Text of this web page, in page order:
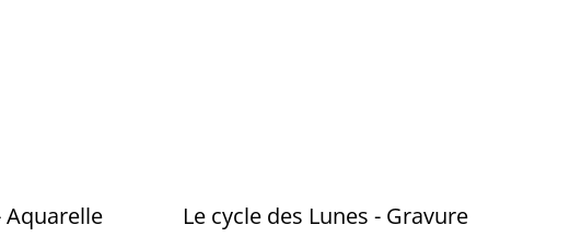
Aquarelle Le cycle des Lunes - Gravure